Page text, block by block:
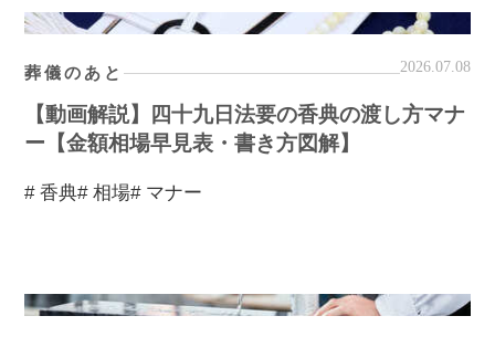
葬儀のあと 2026.07.08
【動画解説】四十九日法要の香典の渡し方マナ
ー【金額相場早見表・書き方図解】
# 香典# 相場# マナー